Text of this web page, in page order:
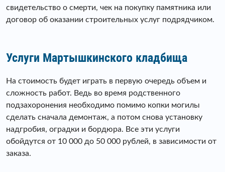
свидетельство о смерти, чек на покупку памятника или
договор об оказании строительных услуг подрядчиком.
Услуги Мартышкинского кладбища
На стоимость будет играть в первую очередь объем и
сложность работ. Ведь во время родственного
подзахоронения необходимо помимо копки могилы
сделать сначала демонтаж, а потом снова установку
надгробия, оградки и бордюра. Все эти услуги
обойдутся от 10 000 до 50 000 рублей, в зависимости от
заказа.